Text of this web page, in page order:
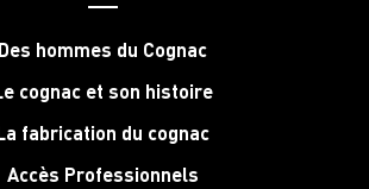
Des hommes du Cognac
cognac et son histoire
fabrication du cognac
Accès Professionnels